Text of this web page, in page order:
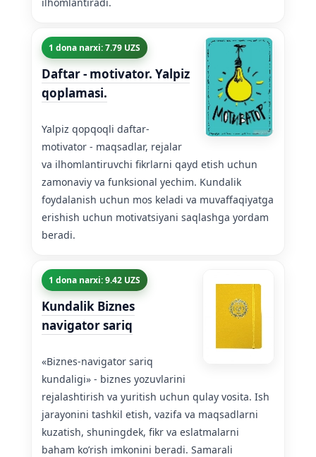
1 dona narxi: 7.79 UZS
Daftar - motivator. Yalpiz
qoplamasi.
Yalpiz qopqoqli daftar-
motivator - maqsadlar, rejalar
va ilhomlantiruvchi fikrlarni qayd etish uchun
zamonaviy va funksional yechim. Kundalik
foydalanish uchun mos keladi va muvaffaqiyatga
erishish uchun motivatsiyani saqlashga yordam
beradi.
1 dona narxi: 9.42 UZS
Kundalik Biznes
navigator sariq
«Biznes-navigator sariq
kundaligi» - biznes yozuvlarini
rejalashtirish va yuritish uchun qulay vosita. Ish
jarayonini tashkil etish, vazifa va maqsadlarni
kuzatish, shuningdek, fikr va eslatmalarni
baham ko’rish imkonini beradi. Samarali